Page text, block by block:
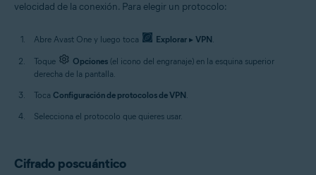
velocidad de la conexión. Para elegir un protocolo:
Abre Avast One y luego toca Explorar ▸ VPN.
Toque Opciones (el icono del engranaje) en la esquina superior
derecha de la pantalla.
Toca Configuración de protocolos de VPN.
Selecciona el protocolo que quieres usar.
Cifrado poscuántico